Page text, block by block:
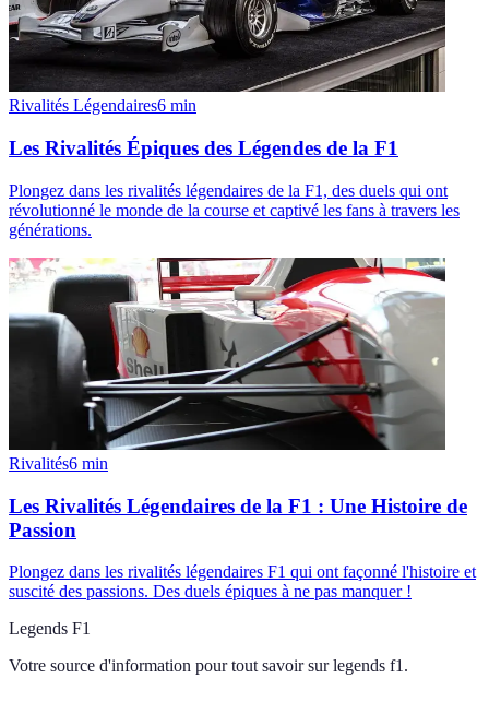
Rivalités Légendaires6 min
Les Rivalités Épiques des Légendes de la F1
Plongez dans les rivalités légendaires de la F1, des duels qui ont
révolutionné le monde de la course et captivé les fans à travers les
générations.
Rivalités6 min
Les Rivalités Légendaires de la F1 : Une Histoire de
Passion
Plongez dans les rivalités légendaires F1 qui ont façonné l'histoire et
suscité des passions. Des duels épiques à ne pas manquer !
Legends F1
Votre source d'information pour tout savoir sur legends f1 .